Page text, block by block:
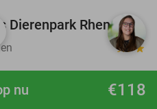
€118
nu
19%
Dierenpark Rhenen
9.5star
€31,50